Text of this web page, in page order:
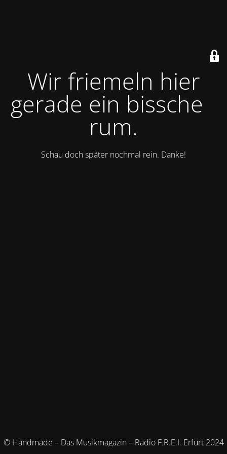
Wir friemeln hier
gerade ein bisschen
rum.
Schau doch später nochmal rein. Danke!
© Handmade – Das Musikmagazin – Radio F.R.E.I. Erfurt 2024